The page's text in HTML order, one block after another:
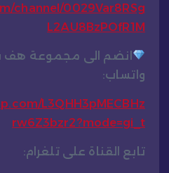
channel/0029Var8RSg
L2AU8BzPOfR1M
انضم الى مجموعة هف
واتساب:
L3QHH3pMECBHz
rw6Z3bzr2?mode=gi_t
تابع القناة على تلغرام: